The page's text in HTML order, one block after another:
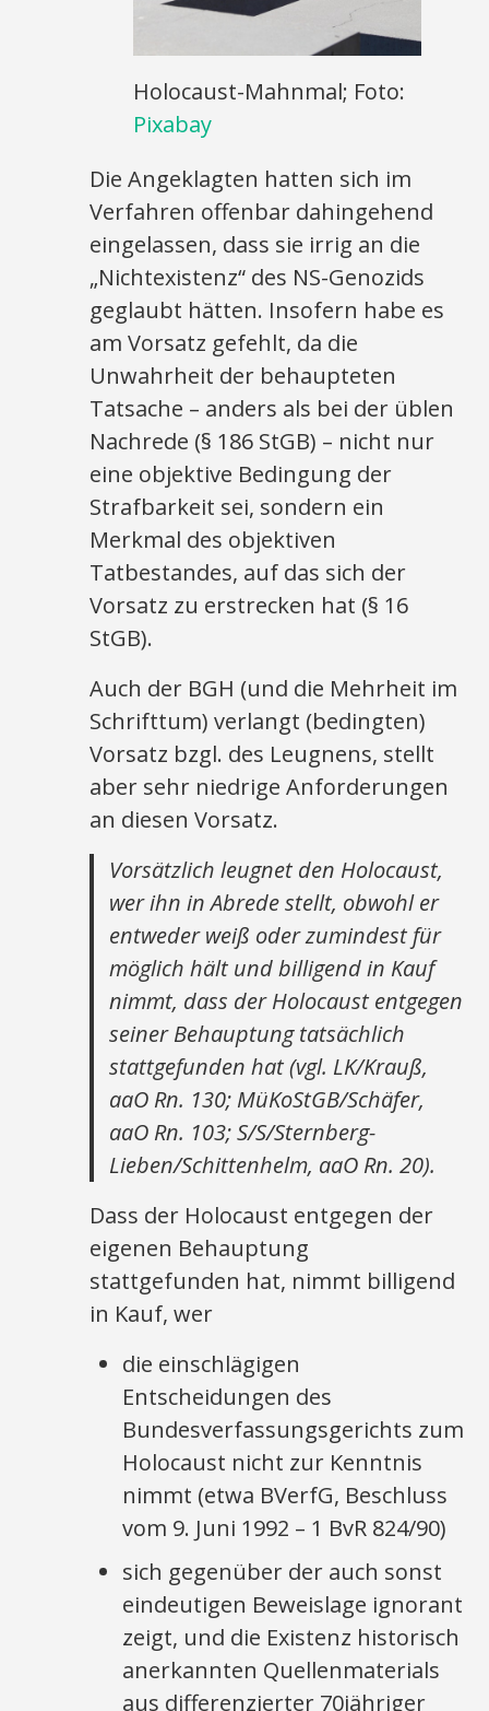
Holocaust-Mahnmal; Foto:
Pixabay
Die Angeklagten hatten sich im
Verfahren offenbar dahingehend
eingelassen, dass sie irrig an die
„Nichtexistenz“ des NS-Genozids
geglaubt hätten. Insofern habe es
am Vorsatz gefehlt, da die
Unwahrheit der behaupteten
Tatsache – anders als bei der üblen
Nachrede (§ 186 StGB) – nicht nur
eine objektive Bedingung der
Strafbarkeit sei, sondern ein
Merkmal des objektiven
Tatbestandes, auf das sich der
Vorsatz zu erstrecken hat (§ 16
StGB).
Auch der BGH (und die Mehrheit im
Schrifttum) verlangt (bedingten)
Vorsatz bzgl. des Leugnens, stellt
aber sehr niedrige Anforderungen
an diesen Vorsatz.
Vorsätzlich leugnet den Holocaust,
wer ihn in Abrede stellt, obwohl er
entweder weiß oder zumindest für
möglich hält und billigend in Kauf
nimmt, dass der Holocaust entgegen
seiner Behauptung tatsächlich
stattgefunden hat (vgl. LK/Krauß,
aaO Rn. 130; MüKoStGB/Schäfer,
aaO Rn. 103; S/S/Sternberg-
Lieben/Schittenhelm, aaO Rn. 20).
Dass der Holocaust entgegen der
eigenen Behauptung
stattgefunden hat, nimmt billigend
in Kauf, wer
die einschlägigen
Entscheidungen des
Bundesverfassungsgerichts zum
Holocaust nicht zur Kenntnis
nimmt (etwa BVerfG, Beschluss
vom 9. Juni 1992 – 1 BvR 824/90)
sich gegenüber der auch sonst
eindeutigen Beweislage ignorant
zeigt, und die Existenz historisch
anerkannten Quellenmaterials
aus differenzierter 70jähriger